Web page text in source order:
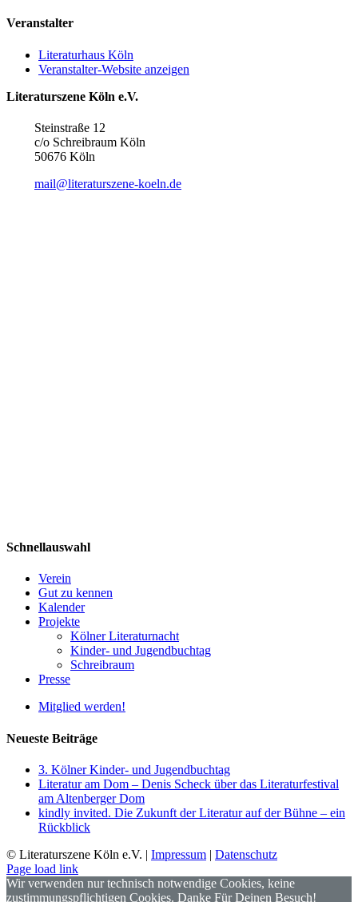
Veranstalter
Literaturhaus Köln
Veranstalter-Website anzeigen
Literaturszene Köln e.V.
Steinstraße 12
c/o Schreibraum Köln
50676 Köln
mail@literaturszene-koeln.de
Schnellauswahl
Verein
Gut zu kennen
Kalender
Projekte
Kölner Literaturnacht
Kinder- und Jugendbuchtag
Schreibraum
Presse
Mitglied werden!
Neueste Beiträge
3. Kölner Kinder- und Jugendbuchtag
Literatur am Dom – Denis Scheck über das Literaturfestival
am Altenberger Dom
kindly invited. Die Zukunft der Literatur auf der Bühne – ein
Rückblick
© Literaturszene Köln e.V. | Impressum | Datenschutz
Page load link
Wir verwenden nur technisch notwendige Cookies, keine
zustimmungspflichtigen Cookies. Danke Für Deinen Besuch!